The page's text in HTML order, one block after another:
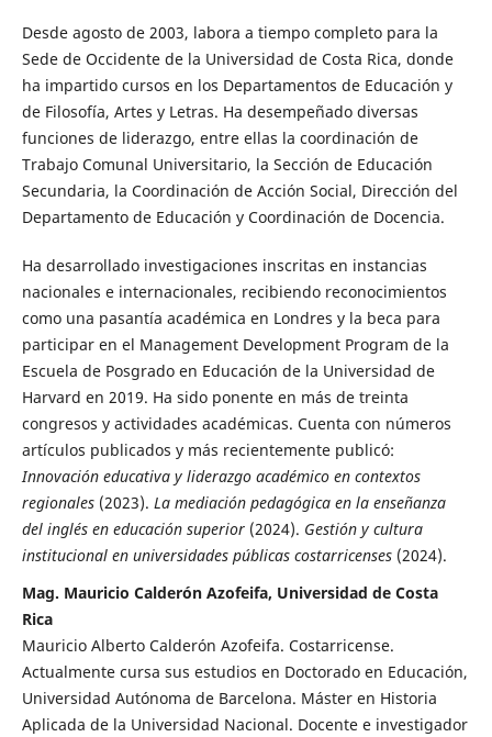
Desde agosto de 2003, labora a tiempo completo para la
Sede de Occidente de la Universidad de Costa Rica, donde
ha impartido cursos en los Departamentos de Educación y
de Filosofía, Artes y Letras. Ha desempeñado diversas
funciones de liderazgo, entre ellas la coordinación de
Trabajo Comunal Universitario, la Sección de Educación
Secundaria, la Coordinación de Acción Social, Dirección del
Departamento de Educación y Coordinación de Docencia.
Ha desarrollado investigaciones inscritas en instancias
nacionales e internacionales, recibiendo reconocimientos
como una pasantía académica en Londres y la beca para
participar en el Management Development Program de la
Escuela de Posgrado en Educación de la Universidad de
Harvard en 2019. Ha sido ponente en más de treinta
congresos y actividades académicas. Cuenta con números
artículos publicados y más recientemente publicó:
Innovación educativa y liderazgo académico en contextos
regionales(2023). La mediación pedagógica en la enseñanza
del inglés en educación superior(2024). Gestión y cultura
institucional en universidades públicas costarricenses(2024).
Mag. Mauricio Calderón Azofeifa, Universidad de Costa
Rica
Mauricio Alberto Calderón Azofeifa. Costarricense.
Actualmente cursa sus estudios en Doctorado en Educación,
Universidad Autónoma de Barcelona. Máster en Historia
Aplicada de la Universidad Nacional. Docente e investigador